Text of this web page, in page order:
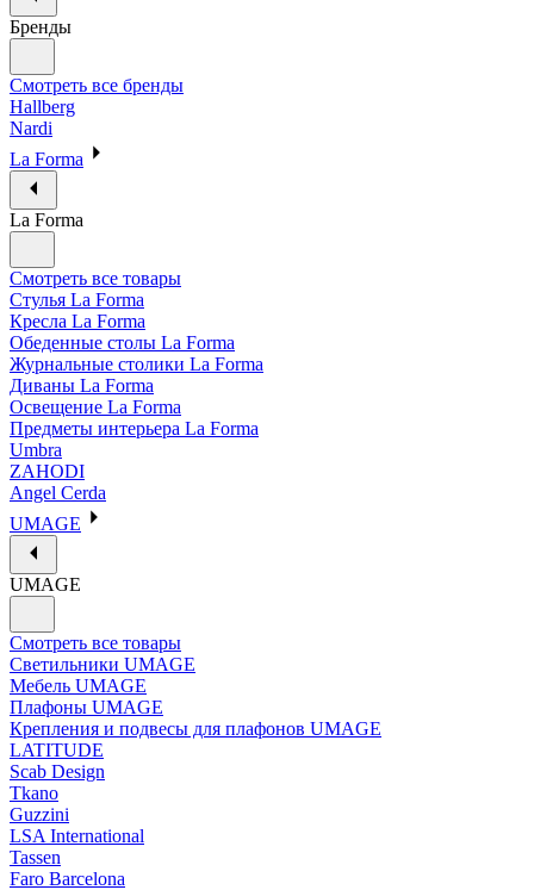
Бренды
Смотреть все бренды
Hallberg
Nardi
La Forma
La Forma
Смотреть все товары
Стулья La Forma
Кресла La Forma
Обеденные столы La Forma
Журнальные столики La Forma
Диваны La Forma
Освещение La Forma
Предметы интерьера La Forma
Umbra
ZAHODI
Angel Cerda
UMAGE
UMAGE
Смотреть все товары
Светильники UMAGE
Мебель UMAGE
Плафоны UMAGE
Крепления и подвесы для плафонов UMAGE
LATITUDE
Scab Design
Tkano
Guzzini
LSA International
Tassen
Faro Barcelona